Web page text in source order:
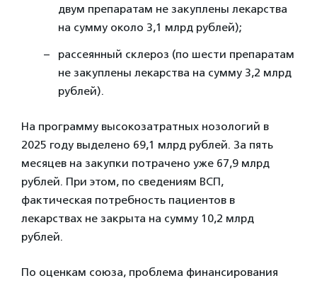
двум препаратам не закуплены лекарства
на сумму около 3,1 млрд рублей);
рассеянный склероз (по шести препаратам
не закуплены лекарства на сумму 3,2 млрд
рублей).
На программу высокозатратных нозологий в
2025 году выделено 69,1 млрд рублей. За пять
месяцев на закупки потрачено уже 67,9 млрд
рублей. При этом, по сведениям ВСП,
фактическая потребность пациентов в
лекарствах не закрыта на сумму 10,2 млрд
рублей.
По оценкам союза, проблема финансирования